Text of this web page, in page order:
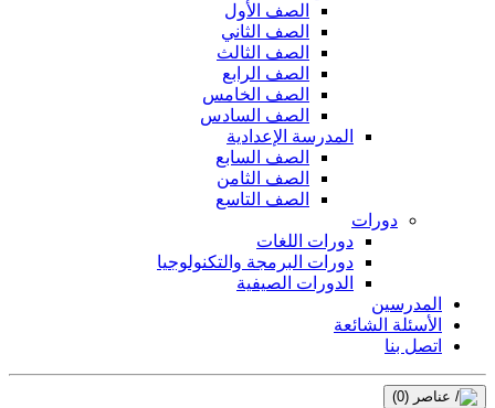
الصف الأول
الصف الثاني
الصف الثالث
الصف الرابع
الصف الخامس
الصف السادس
المدرسة الإعدادية
الصف السابع
الصف الثامن
الصف التاسع
دورات
دورات اللغات
دورات البرمجة والتكنولوجيا
الدورات الصيفية
المدرسين
الأسئلة الشائعة
اتصل بنا
عناصر (0)